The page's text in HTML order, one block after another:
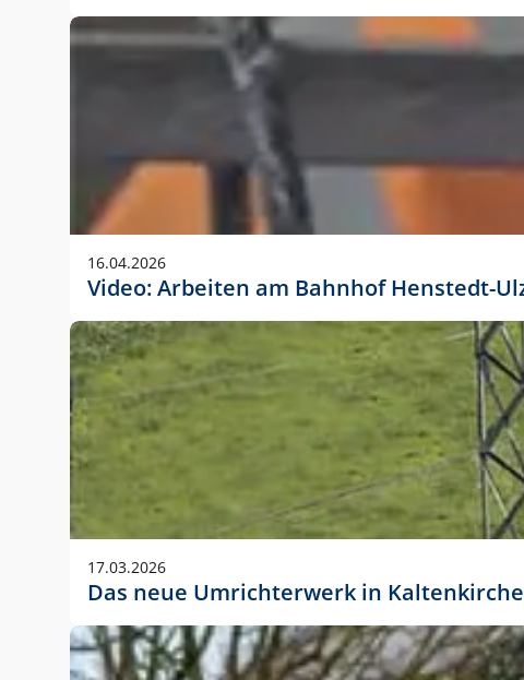
Anwendungsgröße im Layout:
Die Logohöhe beträgt 4 – 10 % der jeweiligen
folgende fest definierte Anwendungsgrößen im Layout:
DIN A3 – 15 mm hoch (5 %)
DIN A1 – 39 mm hoch (5 %)
DIN lang – 10 mm hoch (5 %)
1080 x 1080 px – 78 px hoch (7 %)
In Ausnahmefällen darf das Logo jedoch auch
stets der vorherigen Absprache mit der
16.04.2026
Video: Arbeiten am Bahnhof Henstedt-
17.03.2026
Das neue Umrichterwerk in